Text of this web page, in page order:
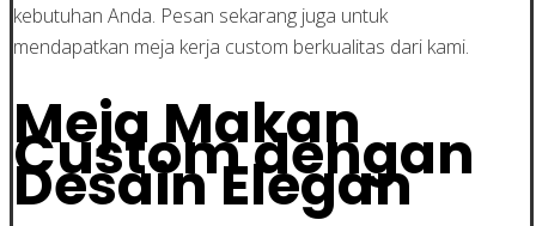
kebutuhan Anda. Pesan sekarang juga untuk
mendapatkan meja kerja custom berkualitas dari kami.
Meja Makan
Custom dengan
Desain Elegan